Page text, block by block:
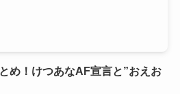
め！けつあなAF宣言と”おえお